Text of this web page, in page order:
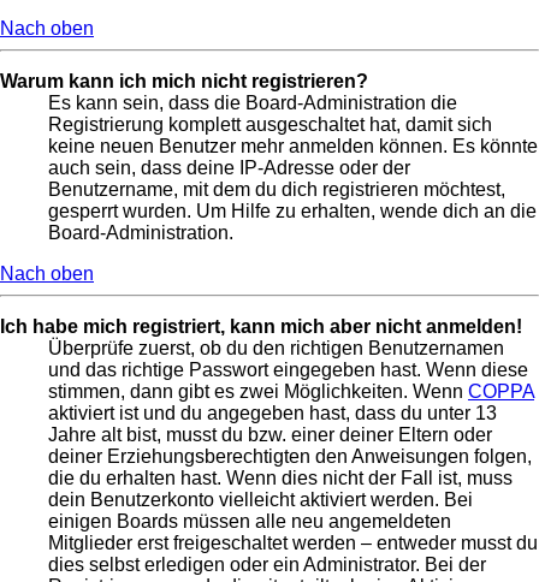
Nach oben
Warum kann ich mich nicht registrieren?
Es kann sein, dass die Board-Administration die
Registrierung komplett ausgeschaltet hat, damit sich
keine neuen Benutzer mehr anmelden können. Es könnte
auch sein, dass deine IP-Adresse oder der
Benutzername, mit dem du dich registrieren möchtest,
gesperrt wurden. Um Hilfe zu erhalten, wende dich an die
Board-Administration.
Nach oben
Ich habe mich registriert, kann mich aber nicht anmelden!
Überprüfe zuerst, ob du den richtigen Benutzernamen
und das richtige Passwort eingegeben hast. Wenn diese
stimmen, dann gibt es zwei Möglichkeiten. Wenn COPPA
aktiviert ist und du angegeben hast, dass du unter 13
Jahre alt bist, musst du bzw. einer deiner Eltern oder
deiner Erziehungsberechtigten den Anweisungen folgen,
die du erhalten hast. Wenn dies nicht der Fall ist, muss
dein Benutzerkonto vielleicht aktiviert werden. Bei
einigen Boards müssen alle neu angemeldeten
Mitglieder erst freigeschaltet werden – entweder musst du
dies selbst erledigen oder ein Administrator. Bei der